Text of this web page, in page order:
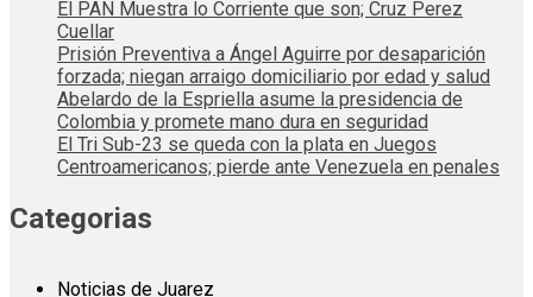
El PAN Muestra lo Corriente que son; Cruz Perez
Cuellar
Prisión Preventiva a Ángel Aguirre por desaparición
forzada; niegan arraigo domiciliario por edad y salud
Abelardo de la Espriella asume la presidencia de
Colombia y promete mano dura en seguridad
El Tri Sub-23 se queda con la plata en Juegos
Centroamericanos; pierde ante Venezuela en penales
Categorias
Noticias de Juarez